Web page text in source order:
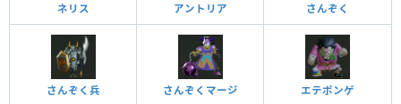
ネリス アントリア さんぞく
さんぞく兵 さんぞくマージ エテポンゲ